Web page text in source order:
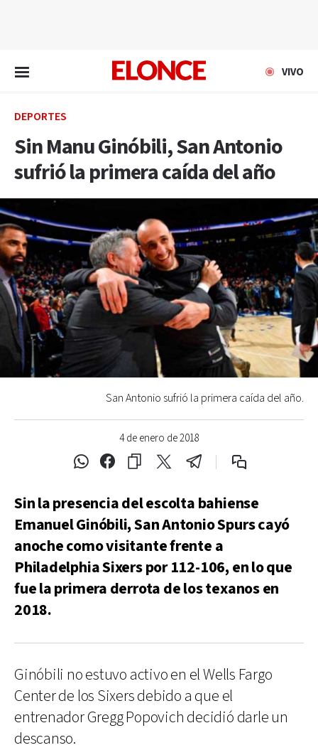
VIVO
DEPORTES
Sin Manu Ginóbili, San Antonio
sufrió la primera caída del año
4 de enero de 2018
San Antonio sufrió la primera caída del año.
Sin la presencia del escolta bahiense
Emanuel Ginóbili, San Antonio Spurs cayó
anoche como visitante frente a
Philadelphia Sixers por 112-106, en lo que
fue la primera derrota de los texanos en
2018.
Ginóbili no estuvo activo en el Wells Fargo
Center de los Sixers debido a que el
entrenador Gregg Popovich decidió darle un
descanso.